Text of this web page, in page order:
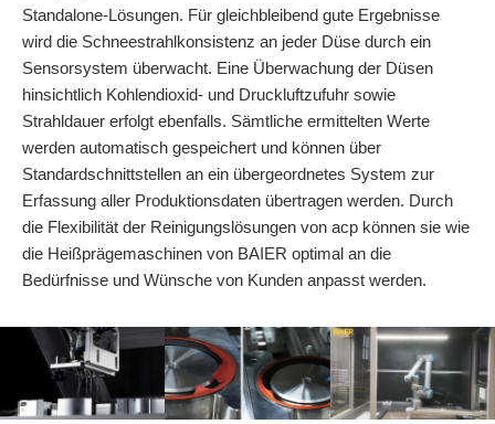
Standalone-Lösungen. Für gleichbleibend gute Ergebnisse
wird die Schneestrahlkonsistenz an jeder Düse durch ein
Sensorsystem überwacht. Eine Überwachung der Düsen
hinsichtlich Kohlendioxid- und Druckluftzufuhr sowie
Strahldauer erfolgt ebenfalls. Sämtliche ermittelten Werte
werden automatisch gespeichert und können über
Standardschnittstellen an ein übergeordnetes System zur
Erfassung aller Produktionsdaten übertragen werden. Durch
die Flexibilität der Reinigungslösungen von acp können sie wie
die Heißprägemaschinen von BAIER optimal an die
Bedürfnisse und Wünsche von Kunden anpasst werden.